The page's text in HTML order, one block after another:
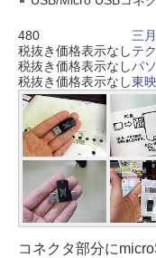
480
三
税抜き価格表示なしテ
税抜き価格表示なしパ
税抜き価格表示なし東
コネクタ部分に